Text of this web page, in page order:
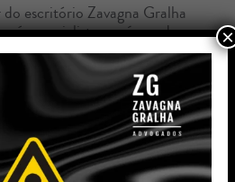
escritório Zavagna Gralha
é especialista nas áreas de
M&A e Direito
Após oito anos de atuação
de advocacia, foi Head do
Jurídico na Lojas Renner,
exerceu cargos de
do Conselho de Administração
de Remuneração.
×